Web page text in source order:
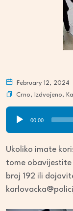
February 12, 2024
Crno, Izdvojeno,
Audio
Player
00:00
Ukoliko imate
tome obavijestite
broj 192 ili